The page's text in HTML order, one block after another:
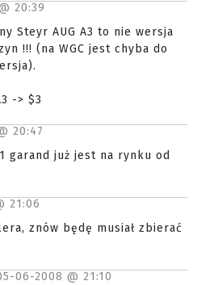
20:39
Steyr AUG A3 to nie wersja
!!! (na WGC jest chyba do
-> $3
20:47
garand już jest na rynku od
21:06
znów będę musiał zbierać
06-2008 @ 21:10